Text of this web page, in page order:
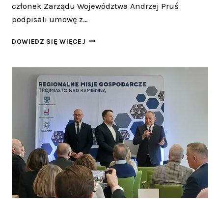
członek Zarządu Województwa Andrzej Pruś
podpisali umowę z…
DOWIEDZ SIĘ WIĘCEJ MOF
NOWYM
IMPULSEM
ROZWOJU!
PONAD
25,5
MLN
ZŁ
WSPARCIA